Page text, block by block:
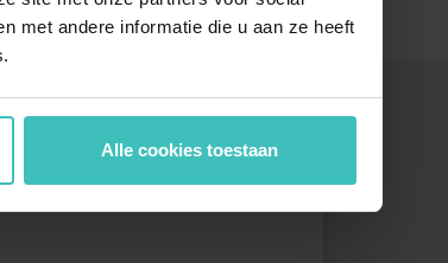
met andere informatie die u aan ze heeft
Alle cookies toestaan
MyLife Tilburg
MyLife Wageningen